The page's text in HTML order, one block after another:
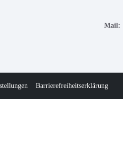
Mail:
Barrierefreiheitserklärung